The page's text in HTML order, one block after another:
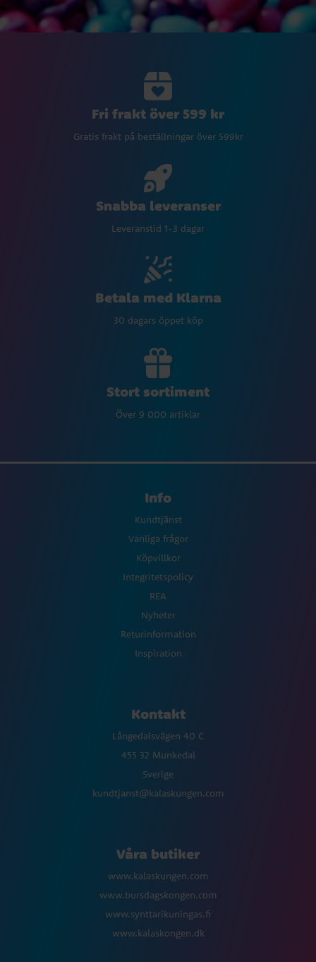
Fri frakt över 599 kr
Gratis frakt på beställningar över 599kr
Snabba leveranser
Leveranstid 1-3 dagar
Betala med Klarna
30 dagars öppet köp
Stort sortiment
Över 9 000 artiklar
Info
Kundtjänst
Vanliga frågor
Köpvillkor
Integritetspolicy
REA
Nyheter
Returinformation
Inspiration
Kontakt
Långedalsvägen 40 C
455 32 Munkedal
Sverige
kundtjanst@kalaskungen.com
Våra butiker
www.kalaskungen.com
www.bursdagskongen.com
www.synttarikuningas.fi
www.kalaskongen.dk